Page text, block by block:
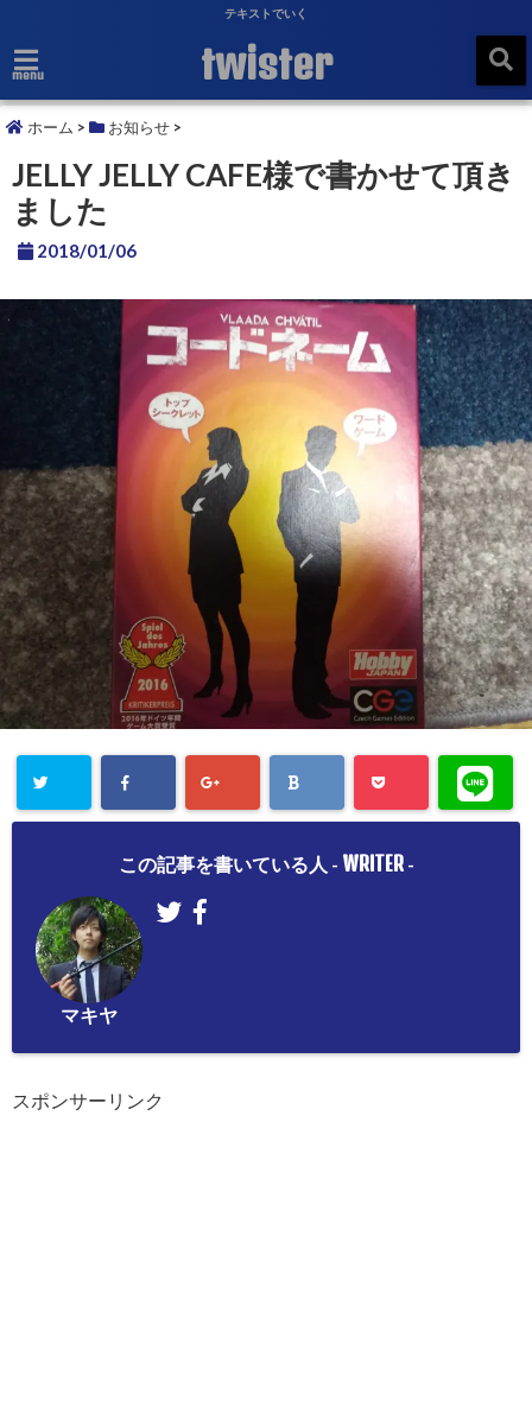
テキストでいく
menu twister
ホーム > お知らせ >
JELLY JELLY CAFE様で書かせて頂き
ました
2018/01/06
この記事を書いている人 - WRITER-
マキヤ
スポンサーリンク